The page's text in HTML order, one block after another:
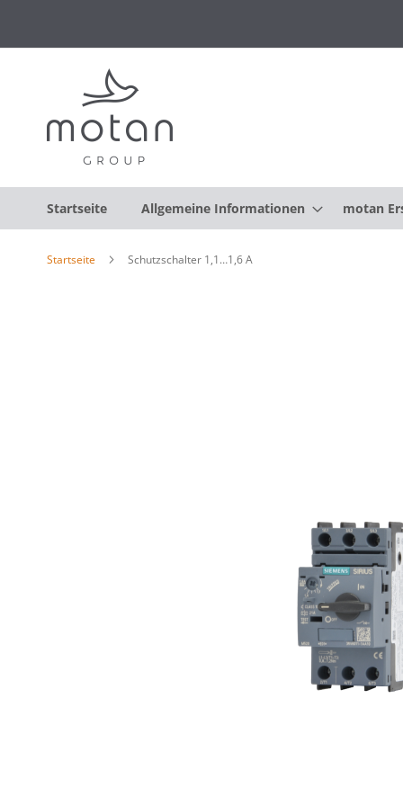
Startseite Allgemeine Informationen motan
Startseite Schutzschalter 1,1…1,6 A